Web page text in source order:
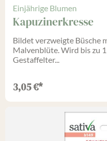
Einjährige Blumen
Kapuzinerkresse
Bildet verzweigte Büsche
Malvenblüte. Wird bis zu
Gestaffelter...
3,05€*